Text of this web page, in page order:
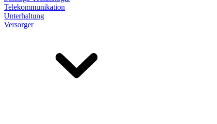
Telekommunikation
Unterhaltung
Versorger